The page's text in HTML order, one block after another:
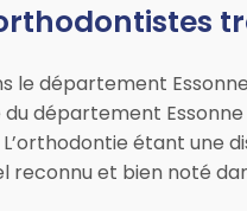
le département
département
étant une
reconnu et bien noté